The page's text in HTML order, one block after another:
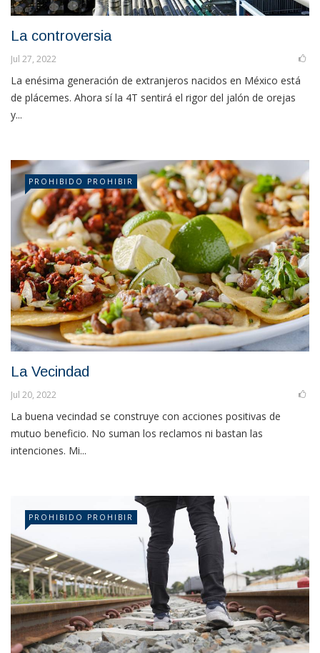
La controversia
Jul 27, 2022
La enésima generación de extranjeros nacidos en México está
de plácemes. Ahora sí la 4T sentirá el rigor del jalón de orejas
y...
PROHIBIDO PROHIBIR
La Vecindad
Jul 20, 2022
La buena vecindad se construye con acciones positivas de
mutuo beneficio. No suman los reclamos ni bastan las
intenciones. Mi...
PROHIBIDO PROHIBIR